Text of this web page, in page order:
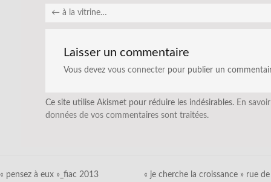
← à la vitrine…
Laisser un commentaire
Vous devez vous connecter pour publier un
Ce site utilise Akismet pour réduire les indésirables. En
données de vos commentaires sont traitées.
« pensez à eux »_fiac 2013
« je cherche la croissance » rue de